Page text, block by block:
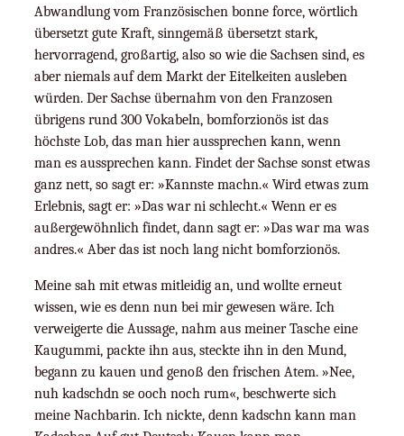
Abwandlung vom Französischen bonne force, wörtlich
übersetzt gute Kraft, sinngemäß übersetzt stark,
hervorragend, großartig, also so wie die Sachsen sind, es
aber niemals auf dem Markt der Eitelkeiten ausleben
würden. Der Sachse übernahm von den Franzosen
übrigens rund 300 Vokabeln, bomforzionös ist das
höchste Lob, das man hier aussprechen kann, wenn
man es aussprechen kann. Findet der Sachse sonst etwas
ganz nett, so sagt er: »Kannste machn.« Wird etwas zum
Erlebnis, sagt er: »Das war ni schlecht.« Wenn er es
außergewöhnlich findet, dann sagt er: »Das war ma was
andres.« Aber das ist noch lang nicht bomforzionös.
Meine sah mit etwas mitleidig an, und wollte erneut
wissen, wie es denn nun bei mir gewesen wäre. Ich
verweigerte die Aussage, nahm aus meiner Tasche eine
Kaugummi, packte ihn aus, steckte ihn in den Mund,
begann zu kauen und genoß den frischen Atem. »Nee,
nuh kadschdn se ooch noch rum«, beschwerte sich
meine Nachbarin. Ich nickte, denn kadschn kann man